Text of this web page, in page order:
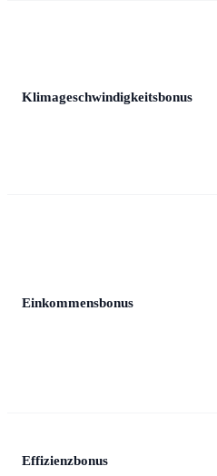
Klimageschwindigkeitsbonus
Einkommensbonus
Effizienzbonus